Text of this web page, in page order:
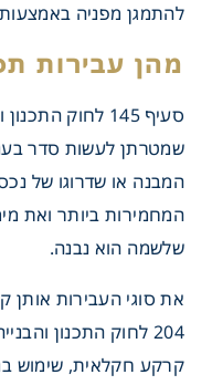
להתמגן מפניה
תכנון
סעיף 145 לחוק
שמטרתן לעשות סדר
המבנה או שדרוגו של
המחמירות ביותר ואת
שלשמה הוא נבנה.
את סוגי העבירות אותן
204 לחוק התכנון
קרקע חקלאית, שימוש